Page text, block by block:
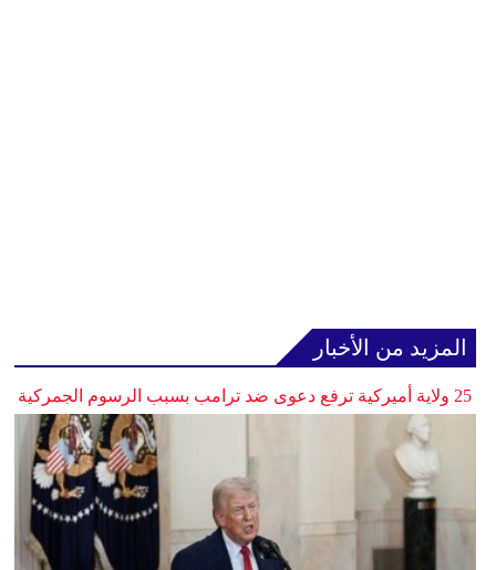
المزيد من الأخبار
25 ولاية أميركية ترفع دعوى ضد ترامب بسبب الرسوم الجمركية